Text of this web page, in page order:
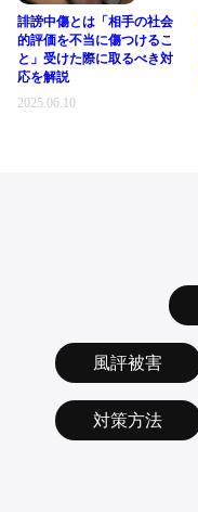
誹謗中傷とは「相手の社会
的評価を不当に傷つけるこ
と」受けた際に取るべき対
応を解説
2025.06.10
風評被害
対策方法